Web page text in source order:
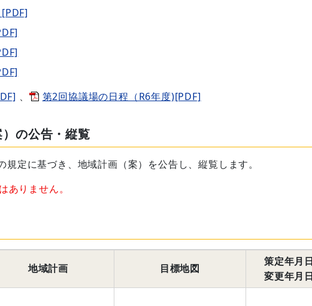
、 第2回協議場の日程（R6年度)[PDF]
の公告・縦覧
定に基づき、地域計画（案）を公告し、縦覧します。
ありません。
地域計画 目標地図
策定年月日
変更年月日